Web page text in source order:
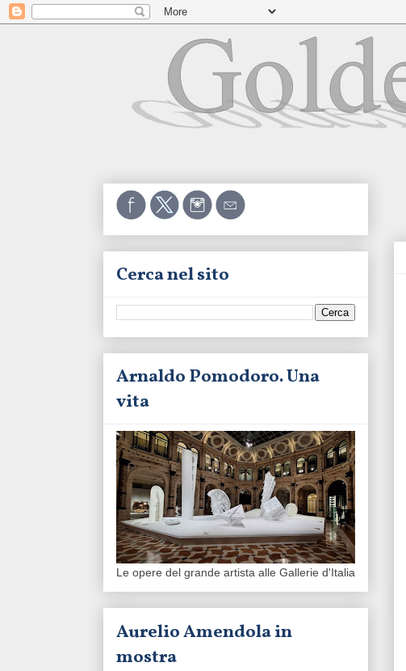
Cerca nel sito
Arnaldo Pomodoro. Una
vita
Le opere del grande artista alle Gallerie d'Italia
Aurelio Amendola in
mostra